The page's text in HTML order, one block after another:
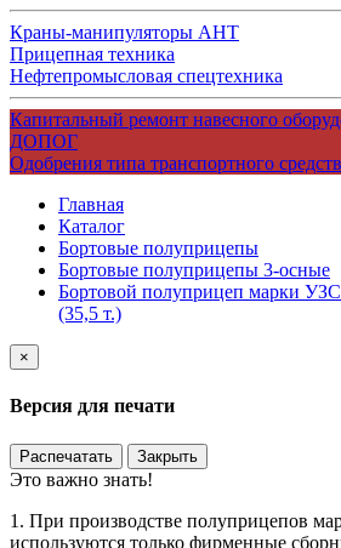
Краны-манипуляторы АНТ
Прицепная техника
Нефтепромысловая спецтехника
Капитальный ремонт навесного
ДОПОГ
Одобрения типа транспортного
Главная
Каталог
Бортовые полуприцепы
Бортовые полуприцепы 3-осные
Бортовой полуприцеп марки
(35,5 т.)
×
Версия для печати
Распечатать Закрыть
Это важно знать!
1. При производстве полуприцепов
используются только фирменные